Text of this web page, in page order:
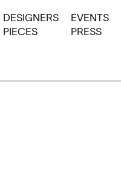
DESIGNERS
PIECES
EVENTS
PRESS